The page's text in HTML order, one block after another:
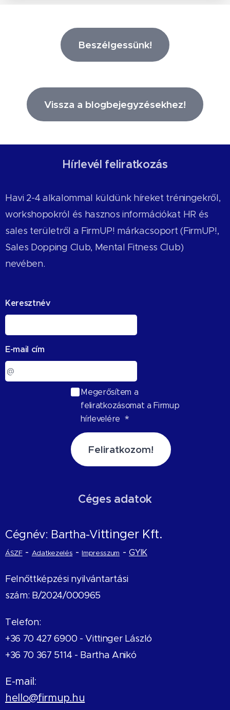
Beszélgessünk!
Vissza a blogbejegyzésekhez!
Hírlevél feliratkozás
Havi 2-4 alkalommal küldünk híreket tréningekről,
workshopokról és hasznos információkat HR és
sales területről a FirmUP! márkacsoport (FirmUP!,
Sales Dopping Club, Mental Fitness Club)
nevében.
Keresztnév
E-mail cím
Megerősítem a
feliratkozásomat a Firmup
hírlevelére
Feliratkozom!
Céges adatok
Cégnév: Bartha-Vittinger Kft.
ÁSZF- Adatkezelés -Impresszum -GYIK
Felnőttképzési nyilvántartási
szám: B/2024/000965
Telefon:
+36 70 427 6900 -Vittinger László
+36 70 367 5114 - Bartha Anikó
E-mail:
hello@firmup.hu